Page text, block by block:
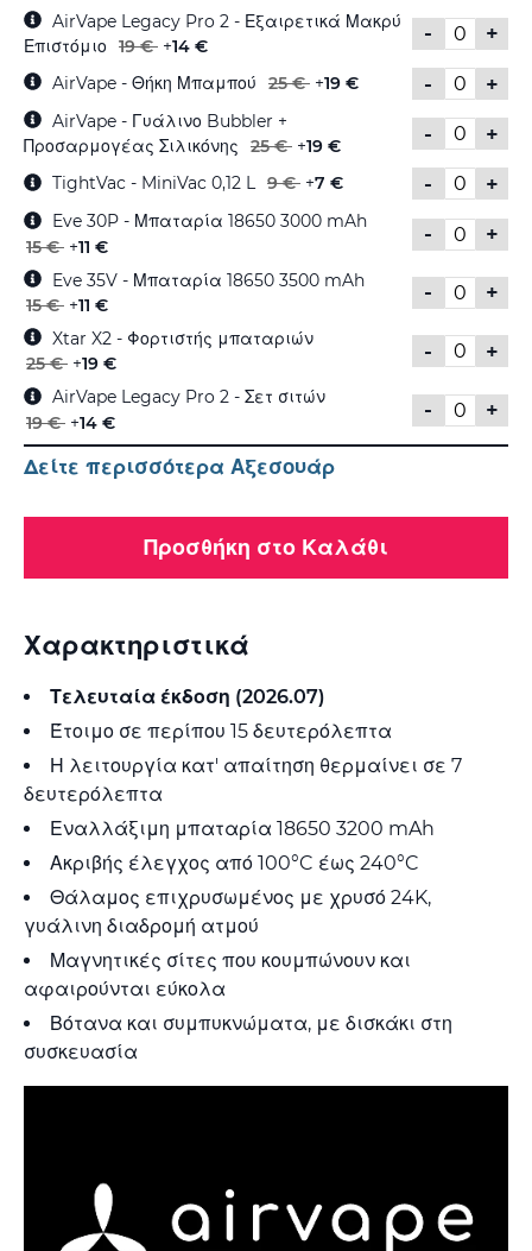
- +
AirVape Legacy Pro 2 - Εξαιρετικά Μακρύ
Επιστόμιο
19 € +14 €
- +
AirVape - Θήκη Μπαμπού 25 € +19 €
- +
AirVape - Γυάλινο Bubbler +
Προσαρμογέας Σιλικόνης
25 € +19 €
- +
TightVac - MiniVac 0,12 L 9 € +7 €
- +
Eve 30P - Μπαταρία 18650 3000 mAh
15 € +11 €
- +
Eve 35V - Μπαταρία 18650 3500 mAh
15 € +11 €
- +
Xtar X2 - Φορτιστής μπαταριών
25 € +19 €
- +
AirVape Legacy Pro 2 - Σετ σιτών
19 € +14 €
Δείτε περισσότερα Αξεσουάρ
Προσθήκη στο Καλάθι
Χαρακτηριστικά
Τελευταία έκδοση (2026.07)
Έτοιμο σε περίπου 15 δευτερόλεπτα
Η λειτουργία κατ' απαίτηση θερμαίνει σε 7
δευτερόλεπτα
Εναλλάξιμη μπαταρία 18650 3200 mAh
Ακριβής έλεγχος από 100°C έως 240°C
Θάλαμος επιχρυσωμένος με χρυσό 24K,
γυάλινη διαδρομή ατμού
Μαγνητικές σίτες που κουμπώνουν και
αφαιρούνται εύκολα
Βότανα και συμπυκνώματα, με δισκάκι στη
συσκευασία